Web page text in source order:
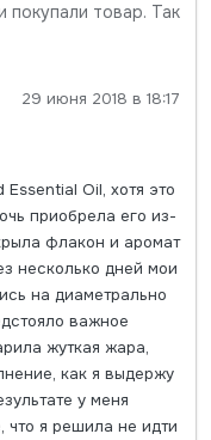
покупали товар. Так
29 июня 2018 в 18:17
Oil, хотя это
приобрела его из-
флакон и аромат
несколько дней мои
на диаметрально
важное
жуткая жара,
как я выдержу
у меня
что я решила не идти